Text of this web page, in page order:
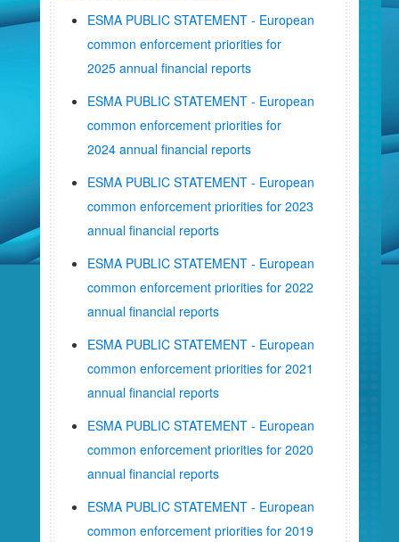
ESMA PUBLIC STATEMENT - European
common enforcement priorities for
2025 annual financial reports
ESMA PUBLIC STATEMENT - European
common enforcement priorities for
2024 annual financial reports
ESMA PUBLIC STATEMENT - European
common enforcement priorities for 2023
annual financial reports
ESMA PUBLIC STATEMENT - European
common enforcement priorities for 2022
annual financial reports
ESMA PUBLIC STATEMENT - European
common enforcement priorities for 2021
annual financial reports
ESMA PUBLIC STATEMENT - European
common enforcement priorities for 2020
annual financial reports
ESMA PUBLIC STATEMENT - European
common enforcement priorities for 2019